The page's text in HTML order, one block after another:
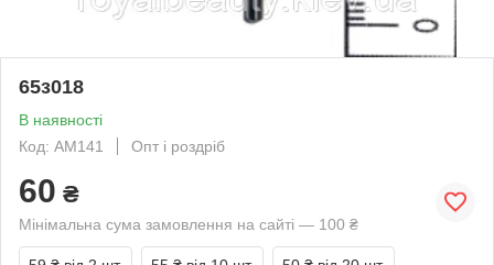
65з018
В наявності
Код: АМ141
Опт і роздріб
60 ₴
Мінімальна сума замовлення на сайті — 100 ₴